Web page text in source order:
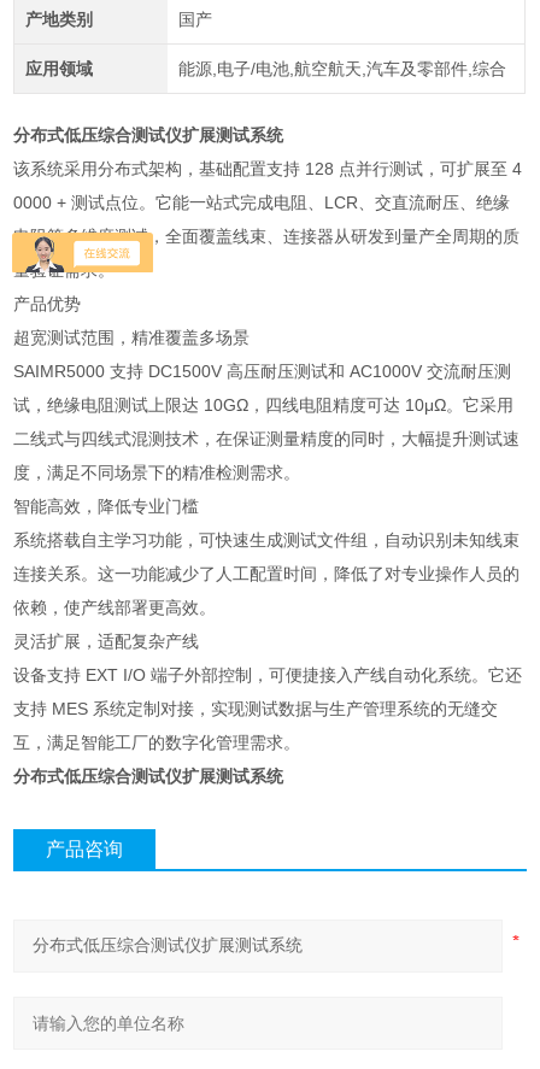
产地类别 国产
应用领域 能源,电子/电池,航空航天,汽车及零部件,综合
分布式低压综合测试仪扩展测试系统
该系统采用分布式架构，基础配置支持 128 点并行测试，可扩展至 4
0000 + 测试点位。它能一站式完成电阻、LCR、交直流耐压、绝缘
电阻等多维度测试，全面覆盖线束、连接器从研发到量产全周期的质
量验证需求。
产品优势
超宽测试范围，精准覆盖多场景
SAIMR5000 支持 DC1500V 高压耐压测试和 AC1000V 交流耐压测
试，绝缘电阻测试上限达 10GΩ，四线电阻精度可达 10μΩ。它采用
二线式与四线式混测技术，在保证测量精度的同时，大幅提升测试速
度，满足不同场景下的精准检测需求。
智能高效，降低专业门槛
系统搭载自主学习功能，可快速生成测试文件组，自动识别未知线束
连接关系。这一功能减少了人工配置时间，降低了对专业操作人员的
依赖，使产线部署更高效。
灵活扩展，适配复杂产线
设备支持 EXT I/O 端子外部控制，可便捷接入产线自动化系统。它还
支持 MES 系统定制对接，实现测试数据与生产管理系统的无缝交
互，满足智能工厂的数字化管理需求。
分布式低压综合测试仪扩展测试系统
产品咨询